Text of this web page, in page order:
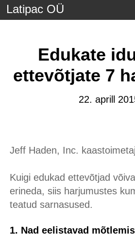
Latipac OÜ
Edukate
ettevõtjate 7
22. aprill
Jeff Haden, Inc.
Kuigi edukad ettevõtjad
erineda, siis harjumustes
teatud sarnasused.
1. Nad eelistavad